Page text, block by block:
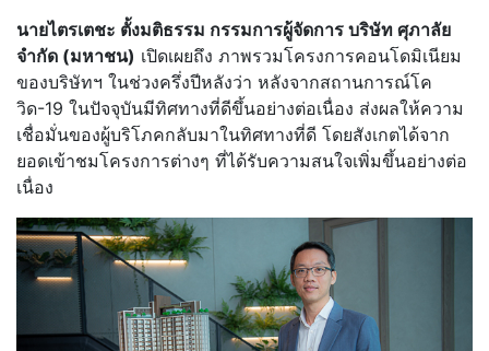
นายไตรเตชะ ตั้งมติธรรม กรรมการผู้จัดการ บริษัท ศุภาลัย
จำกัด (มหาชน) เปิดเผยถึง ภาพรวมโครงการคอนโดมิเนียม
ของบริษัทฯ ในช่วงครึ่งปีหลังว่า หลังจากสถานการณ์โค
วิด-19 ในปัจจุบันมีทิศทางที่ดีขึ้นอย่างต่อเนื่อง ส่งผลให้ความ
เชื่อมั่นของผู้บริโภคกลับมาในทิศทางที่ดี โดยสังเกตได้จาก
ยอดเข้าชมโครงการต่างๆ ที่ได้รับความสนใจเพิ่มขึ้นอย่างต่อ
เนื่อง